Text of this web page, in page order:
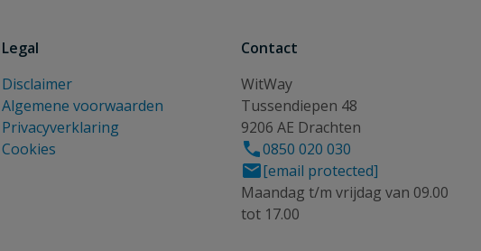
Legal
Disclaimer
Algemene voorwaarden
Privacyverklaring
Cookies
Contact
WitWay
Tussendiepen 48
9206 AE Drachten
0850 020 030
[email protected]
Maandag t/m vrijdag van 09.00
tot 17.00